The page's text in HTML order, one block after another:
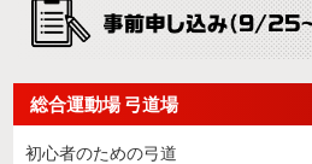
総合運動場 弓道場
初心者のための弓道